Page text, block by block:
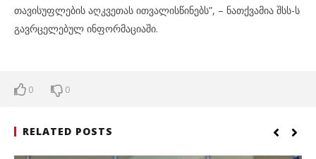
თავისუფლების აღკვეთას ითვალისწინებს”, – ნათქვამია შსს-ს
გავრცელებულ ინფორმაციაში.
0 0
RELATED POSTS